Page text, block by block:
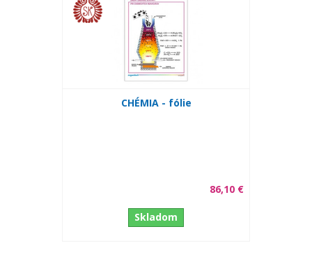
CHÉMIA - fólie
86,10 €
Skladom